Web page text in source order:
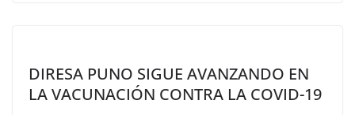
DIRESA PUNO SIGUE AVANZANDO EN
LA VACUNACIÓN CONTRA LA COVID-19